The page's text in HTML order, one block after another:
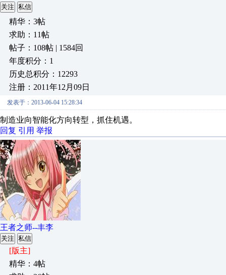
关注 私信
精华：3帖
求助：11帖
帖子：108帖 | 1584回
年度积分：1
历史总积分：12293
注册：2011年12月09日
发表于：2013-06-04 15:28:34
制造业向智能化方向转型，抓住机遇。
回复 引用 举报
王者之师--丰李
关注 私信
[版主]
精华：4帖